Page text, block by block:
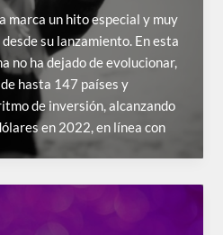
marca un hito especial y muy
su lanzamiento. En esta
no ha dejado de evolucionar,
hasta 147 países y
de inversión, alcanzando
en 2022, en línea con